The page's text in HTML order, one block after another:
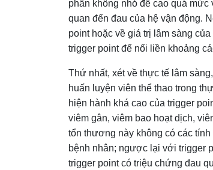
phần không nhỏ đề cao quá
quan đến đau của hệ vận động.
point hoặc về giá trị lâm sàng
trigger point để nối liền khoảng
Thứ nhất, xét về thực tế lâm
huấn luyện viên thể thao trong
hiện hành khá cao của trigger
viêm gân, viêm bao hoạt dịch,
tổn thương này không có các
bệnh nhân; ngược lại với trigger
trigger point có triệu chứng đau